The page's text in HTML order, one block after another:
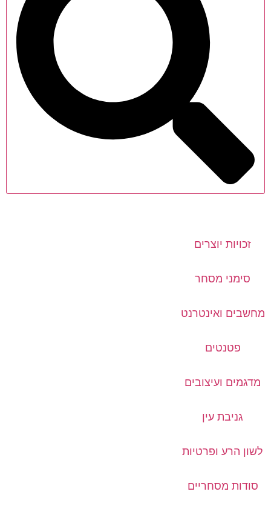
זכויות יוצרים
סימני מסחר
מחשבים ואינטרנט
פטנטים
מדגמים ועיצובים
גניבת עין
לשון הרע ופרטיות
סודות מסחריים